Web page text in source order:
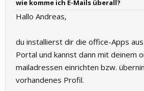
wie komme ich E-Mails überall?
Hallo Andreas,
du installierst dir die office-Apps
Portal und kannst dann mit deinem
mailadressen einrichten bzw.
vorhandenes Profil.